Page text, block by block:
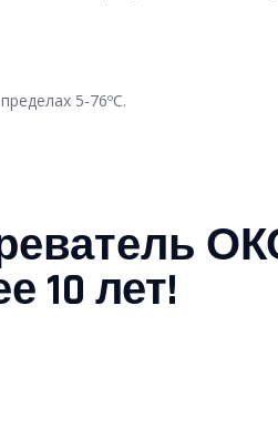
5-76ºC.
10 лет!